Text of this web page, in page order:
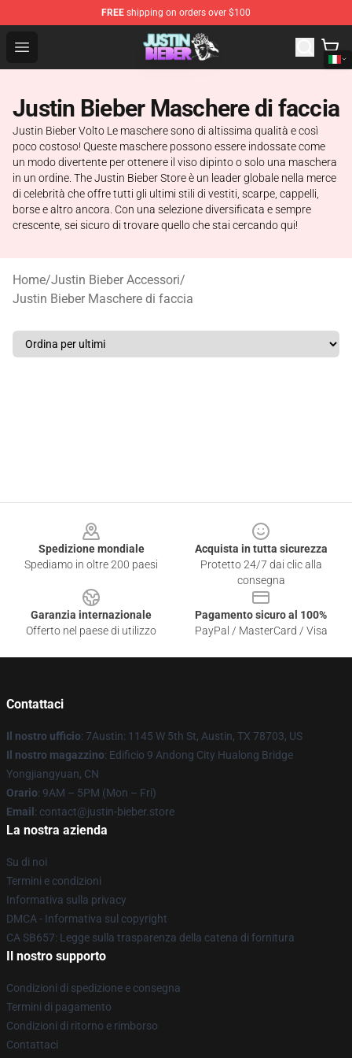
FREE shipping on orders over $100
Open menu
Justin Bieber Store - Official Justin Bieber Merchandise
Justin Bieber Maschere di faccia
Justin Bieber Volto Le maschere sono di altissima qualità e così
poco costoso! Queste maschere possono essere indossate come
un modo divertente per ottenere il viso dipinto o solo una maschera
in un ordine. The Justin Bieber Store è un leader globale nella merce
di celebrità che offre tutti gli ultimi stili di vestiti, scarpe, cappelli,
borse e altro ancora. Con una selezione diversificata e sempre
crescente, sei sicuro di trovare quello che stai cercando qui!
Home/Justin Bieber Accessori/
Justin Bieber Maschere di faccia
Spedizione mondiale
Spediamo in oltre 200 paesi
Acquista in tutta sicurezza
Protetto 24/7 dai clic alla
consegna
Garanzia internazionale
Offerto nel paese di utilizzo
Pagamento sicuro al 100%
PayPal / MasterCard / Visa
Contattaci
Il nostro ufficio: 7Austin: 1145 W 5th St, Austin, TX 78703, US
Il nostro magazzino: Edificio 9 Andong City Hualong Bridge
Yongjiangyuan, CN
Orario: 9AM – 5PM (Mon – Fri)
Email : contact@justin-bieber.store
La nostra azienda
Su di noi
Termini e condizioni
Informativa sulla privacy
DMCA - Informativa sul copyright
CA SB657: Legge sulla trasparenza della catena di fornitura
Il nostro supporto
Condizioni di spedizione e consegna
Termini di pagamento
Condizioni di ritorno e rimborso
Contattaci